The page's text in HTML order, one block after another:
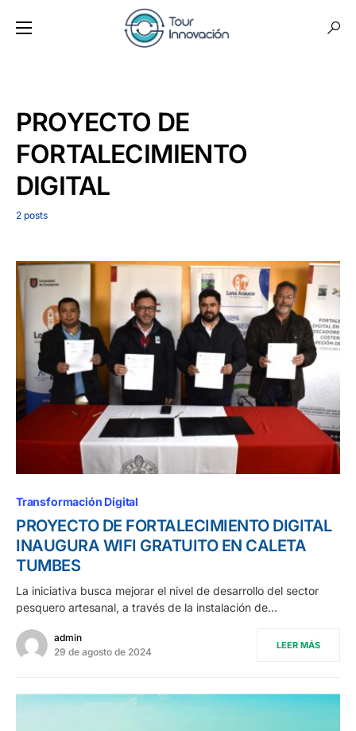
PROYECTO DE
FORTALECIMIENTO
DIGITAL
2 posts
Transformación Digital
PROYECTO DE FORTALECIMIENTO DIGITAL
INAUGURA WIFI GRATUITO EN CALETA
TUMBES
La iniciativa busca mejorar el nivel de desarrollo del sector
pesquero artesanal, a través de la instalación de…
admin
29 de agosto de 2024
LEER MÁS